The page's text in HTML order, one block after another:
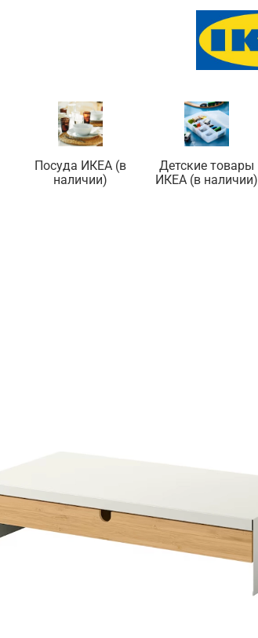
Посуда ИКЕА (в
наличии)
Детские товары
ИКЕА (в наличии)